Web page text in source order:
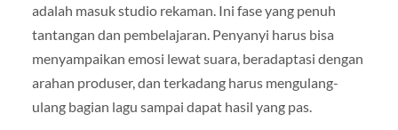
adalah masuk studio rekaman. Ini fase yang penuh
tantangan dan pembelajaran. Penyanyi harus bisa
menyampaikan emosi lewat suara, beradaptasi dengan
arahan produser, dan terkadang harus mengulang-
ulang bagian lagu sampai dapat hasil yang pas.